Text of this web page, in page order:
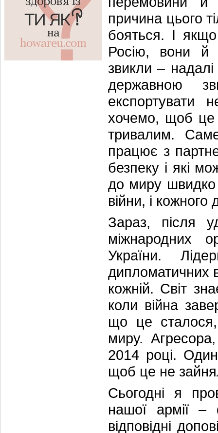
причина цього
бояться. І
Росію, вони й
звикли –
державною
експортувати
хочемо, щоб це
тривалим.
працює з
безпеку і які
до миру швидко
війни, і
Зараз, після
міжнародних
України.
дипломатичних
кожній. Світ
коли війна
що це
миру.
2014 році.
щоб це не
Сьогодні я
нашої армії –
відповідні